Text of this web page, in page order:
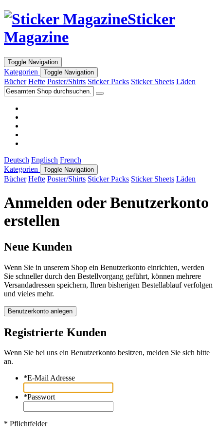
Sticker
Magazine
Toggle Navigation
Kategorien Toggle Navigation
Bücher Hefte Poster/Shirts Sticker Packs Sticker Sheets Läden
Deutsch Englisch French
Kategorien
Toggle Navigation
Bücher Hefte Poster/Shirts Sticker Packs Sticker Sheets Läden
Anmelden oder Benutzerkonto
erstellen
Neue Kunden
Wenn Sie in unserem Shop ein Benutzerkonto einrichten, werden
Sie schneller durch den Bestellvorgang geführt, können mehrere
Versandadressen speichern, Ihren bisherigen Bestellablauf verfolgen
und vieles mehr.
Benutzerkonto anlegen
Registrierte Kunden
Wenn Sie bei uns ein Benutzerkonto besitzen, melden Sie sich bitte
an.
*E-Mail Adresse
*Passwort
* Pflichtfelder